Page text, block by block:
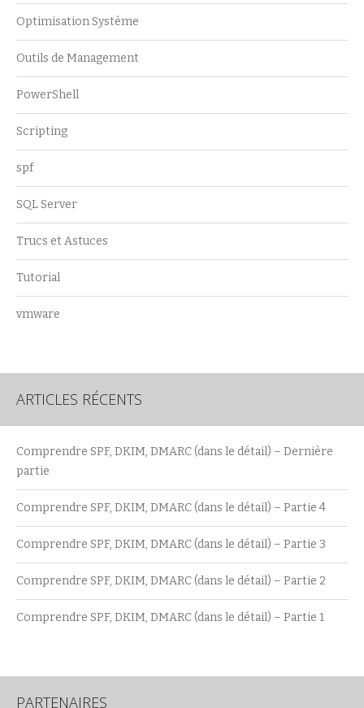
Optimisation Système
Outils de Management
PowerShell
Scripting
spf
SQL Server
Trucs et Astuces
Tutorial
vmware
ARTICLES RÉCENTS
Comprendre SPF, DKIM, DMARC (dans le détail) – Dernière
partie
Comprendre SPF, DKIM, DMARC (dans le détail) – Partie 4
Comprendre SPF, DKIM, DMARC (dans le détail) – Partie 3
Comprendre SPF, DKIM, DMARC (dans le détail) – Partie 2
Comprendre SPF, DKIM, DMARC (dans le détail) – Partie 1
PARTENAIRES